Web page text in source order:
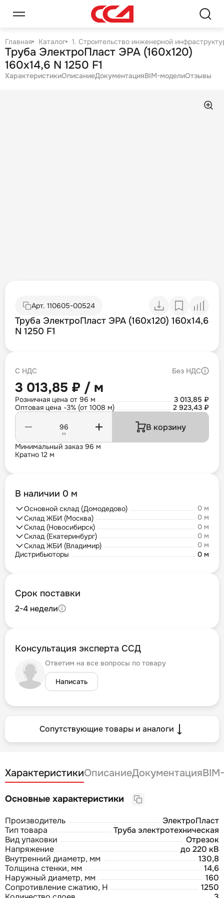
Главная Каталог 1. Строительство инженерной
Труба ЭлектроПласт ЭРА (160х120)
160х14,6 N 1250 F1
ХарактеристикиОписаниеДокументацияBIM-моделиОтзывы
Арт. 110605-00524
Труба ЭлектроПласт ЭРА (160х120) 160х14,6
N 1250 F1
С НДС Без НДС
3 013,85 ₽ / м
Розничная цена от 96 м
3 013,85 ₽
Оптовая цена -3% (от 1008 м)
2 923,43 ₽
м
В корзину
Минимальный заказ 96 м
Кратно 12 м
В наличии 0 м
Основной склад (Домодедово)
0 м
Склад ЖБИ (Москва)
0 м
Склад (Новосибирск)
0 м
Склад (Екатеринбург)
0 м
Склад ЖБИ (Владимир)
0 м
Дистрибьюторы
0 м
Срок поставки
2-4 недели
Консультация эксперта ССД
Ответим на все вопросы по товару
Написать
Сопутствующие товары и аналоги
ХарактеристикиОписаниеДокументация
Основные характеристики
Производитель
ЭлектроПласт
Тип товара
Труба электротехническая
Вид упаковки
Отрезок
Напряжение
до 220 кВ
Внутренний диаметр, мм
130,8
Толщина стенки, мм
14,6
Наружный диаметр, мм
160
Сопротивление сжатию, Н
1250